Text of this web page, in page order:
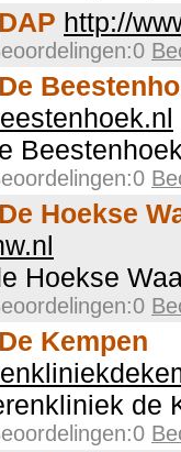
http://
Hoekse
Hoekse
Kempen
de